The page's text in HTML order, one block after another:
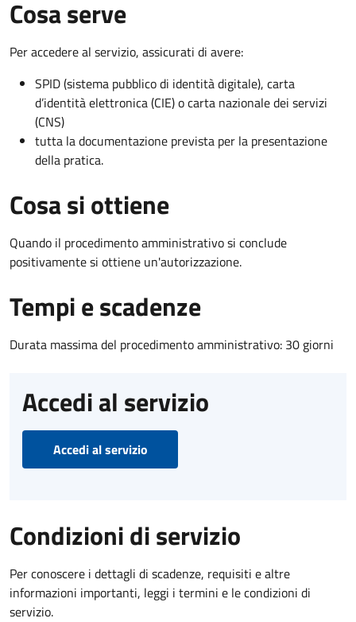
Cosa serve
Per accedere al servizio, assicurati di avere:
SPID (sistema pubblico di identità digitale), carta
d’identità elettronica (CIE) o carta nazionale dei servizi
(CNS)
tutta la documentazione prevista per la presentazione
della pratica.
Cosa si ottiene
Quando il procedimento amministrativo si conclude
positivamente si ottiene un'autorizzazione.
Tempi e scadenze
Durata massima del procedimento amministrativo: 30 giorni
Accedi al servizio
Accedi al servizio
Condizioni di servizio
Per conoscere i dettagli di scadenze, requisiti e altre
informazioni importanti, leggi i termini e le condizioni di
servizio.